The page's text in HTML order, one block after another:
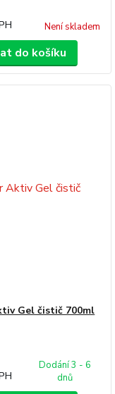
Není skladem
do košíku
Gel čistič 700ml
Dodání 3 - 6
dnů